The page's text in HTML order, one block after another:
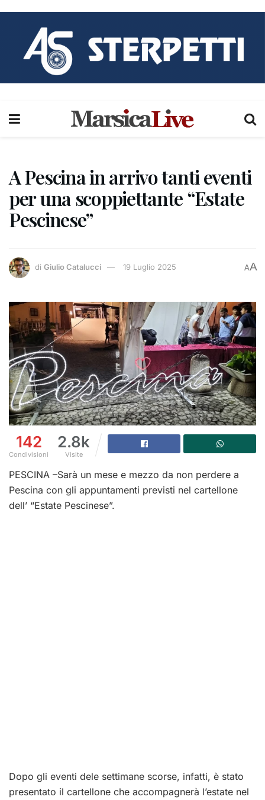
A Pescina in arrivo tanti eventi
per una scoppiettante “Estate
Pescinese”
di Giulio Catalucci 19 Luglio 2025 AA
142
Condivisioni
2.8k
Visite
PESCINA –Sarà un mese e mezzo da non perdere a
Pescina con gli appuntamenti previsti nel cartellone
dell’ “Estate Pescinese”.
Dopo gli eventi dele settimane scorse, infatti, è stato
presentato il cartellone che accompagnerà l’estate nel